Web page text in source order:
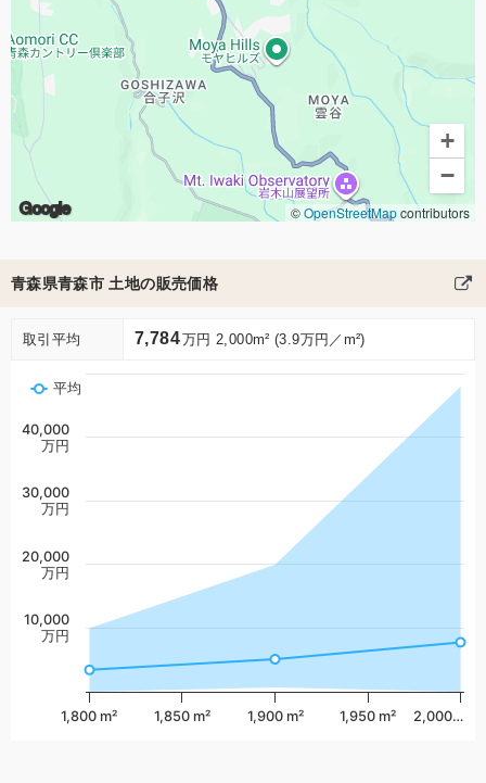
Google
+
−
©OpenStreetMapcontributors
青森県青森市 土地の販売価格
取引平均 7,784万円 2,000m² (3.9万円／m²)
平均
1,800 m² 1,850 m² 1,900 m² 1,950 m² 2,000…
10,000
万円
20,000
万円
30,000
万円
40,000
万円